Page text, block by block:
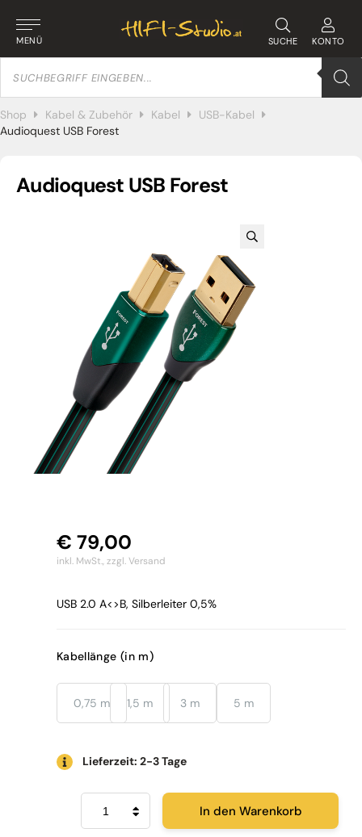
MENÜ SUCHE KONTO
Products
search
Shop Kabel & Zubehör Kabel
USB-Kabel
Audioquest USB Forest
Audioquest USB Forest
€ 79,00
inkl. MwSt.,zzgl. Versand
USB 2.0 A<>B, Silberleiter 0,5%
Kabellänge (in m)
0,75 m 1,5 m 3 m 5 m
Lieferzeit: 2-3 Tage
Audioquest
Forest
In den Warenkorb